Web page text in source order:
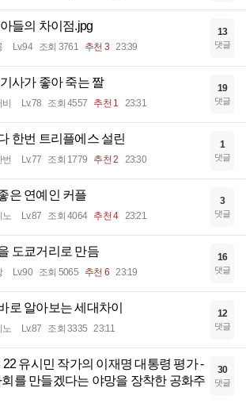
들의 차이점.jpg
Lv.94 조회 3761 추천 3 23:39
13
댓글
사가 좋아 죽는 짤
비 Lv.78 조회 4557 추천 1 23:31
19
댓글
한번 트리플에스 설린
번 Lv.77 조회 1779 추천 2 23:30
1
댓글
은 연예인 커플
노 Lv.87 조회 4064 추천 4 23:21
3
댓글
도쿄거리로 만듬
Lv.90 조회 5065 추천 6 23:19
16
댓글
로 알아보는 세대차이
노 Lv.87 조회 3335 23:11
12
댓글
22 유시민 작가의 이재명 대통령 평가 -
를 만들겠다는 야망을 장착한 공화주
30
댓글